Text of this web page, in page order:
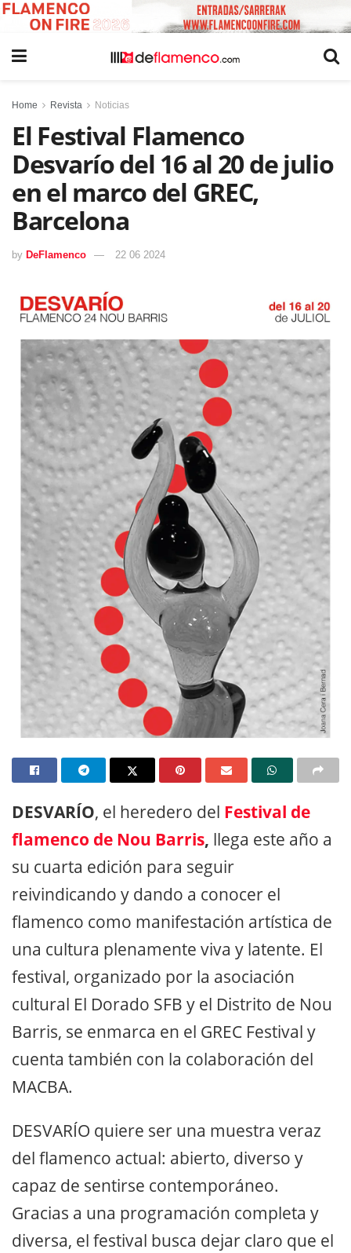
Home Revista Noticias
El Festival Flamenco
Desvarío del 16 al 20 de julio
en el marco del GREC,
Barcelona
by DeFlamenco 22 06 2024
DESVARÍO, el heredero del Festival de
flamenco de Nou Barris, llega este año a
su cuarta edición para seguir
reivindicando y dando a conocer el
flamenco como manifestación artística de
una cultura plenamente viva y latente. El
festival, organizado por la asociación
cultural El Dorado SFB y el Distrito de Nou
Barris, se enmarca en el GREC Festival y
cuenta también con la colaboración del
MACBA.
DESVARÍO quiere ser una muestra veraz
del flamenco actual: abierto, diverso y
capaz de sentirse contemporáneo.
Gracias a una programación completa y
diversa, el festival busca dejar claro que el